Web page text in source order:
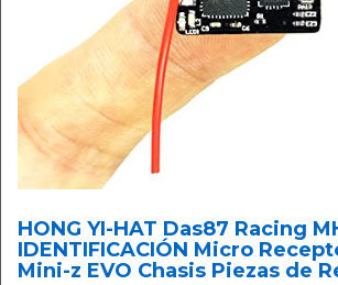
HONG YI-HAT Das87 Racing
IDENTIFICACIÓN Micro
Mini-z EVO Chasis Piezas de